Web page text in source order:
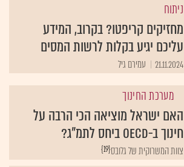
ניתוח
מחזיקים קריפטו? בקרוב, המידע
עליכם יגיע בקלות לרשות המסים
21.11.2024 עמירם גיל
מערכת החינוך
האם ישראל מוציאה הכי הרבה על
חינוך ב-OECD ביחס לתמ"ג?
{19}צוות המשרוקית של גלובס